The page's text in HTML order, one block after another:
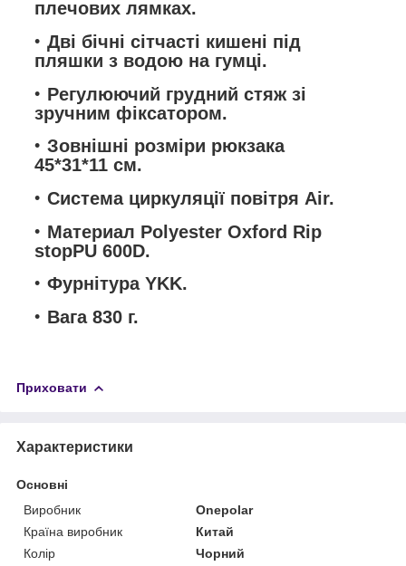
плечових лямках.
Дві бічні сітчасті кишені під
пляшки з водою на гумці.
Регулюючий грудний стяж зі
зручним фіксатором.
Зовнішні розміри рюкзака
45*31*11 см.
Система циркуляції повітря Air.
Материал Polyester Oxford Rip
stopPU 600D.
Фурнітура YKK.
Вага 830 г.
Приховати
Характеристики
Основні
Виробник
Onepolar
Країна виробник
Китай
Колір
Чорний